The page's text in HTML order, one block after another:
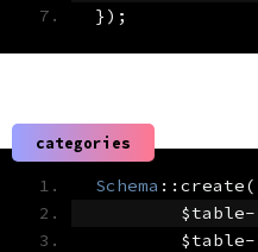
});
categories
Schema :: create(
	$table
-
	$table
-